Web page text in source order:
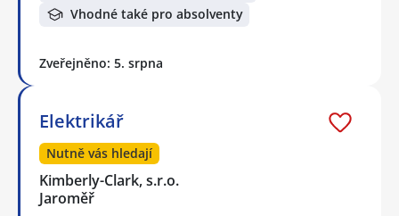
Vhodné také pro absolventy
Zveřejněno: 5. srpna
Elektrikář
Nutně vás hledají
Kimberly-Clark, s.r.o.
Jaroměř